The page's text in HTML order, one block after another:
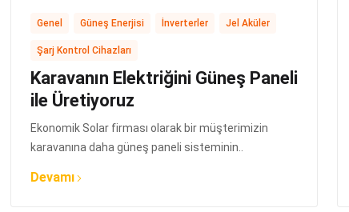
Genel Güneş Enerjisi İnverterler Jel Aküler
Şarj Kontrol Cihazları
Karavanın Elektriğini Güneş Paneli
ile Üretiyoruz
Ekonomik Solar firması olarak bir müşterimizin
karavanına daha güneş paneli sisteminin..
Devamı